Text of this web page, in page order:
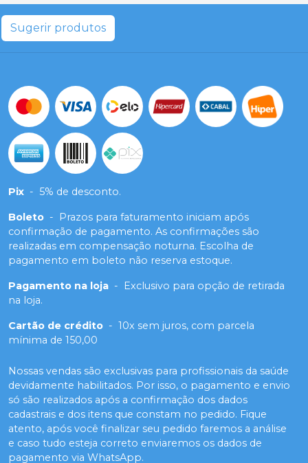
Sugerir produtos
Pix - 5% de desconto.
Boleto -
Prazos para faturamento iniciam após
confirmação de pagamento. As confirmações são
realizadas em compensação noturna. Escolha de
pagamento em boleto não reserva estoque.
Pagamento na loja -
Exclusivo para opção de retirada
na loja.
Cartão de crédito - 10x sem juros, com parcela
mínima de 150,00
Nossas vendas são exclusivas para profissionais da saúde
devidamente habilitados. Por isso, o pagamento e envio
só são realizados após a confirmação dos dados
cadastrais e dos itens que constam no pedido. Fique
atento, após você finalizar seu pedido faremos a análise
e caso tudo esteja correto enviaremos os dados de
pagamento via WhatsApp.